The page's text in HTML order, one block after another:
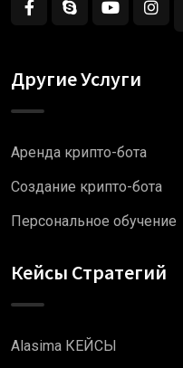
Другие Услуги
Аренда крипто-бота
Создание крипто-бота
Персональное обучение
Кейсы Стратегий
Alasima КЕЙСЫ